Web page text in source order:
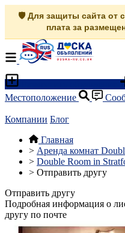
🛡️ Для защиты сайта от
плата за
Местоположение
Компании Блог
Главная
> Аренда комнат
> Double Room in
> Отправить другу
Отправить другу
Подробная информация о
другу по почте